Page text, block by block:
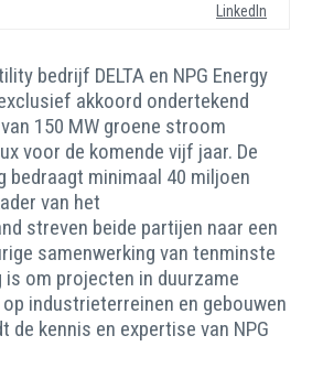
LinkedIn
bedrijf DELTA en NPG Energy
akkoord ondertekend
150 MW groene stroom
voor de komende vijf jaar. De
bedraagt minimaal 40 miljoen
van het
streven beide partijen naar een
samenwerking van tenminste
is om projecten in duurzame
industrieterreinen en gebouwen
de kennis en expertise van NPG